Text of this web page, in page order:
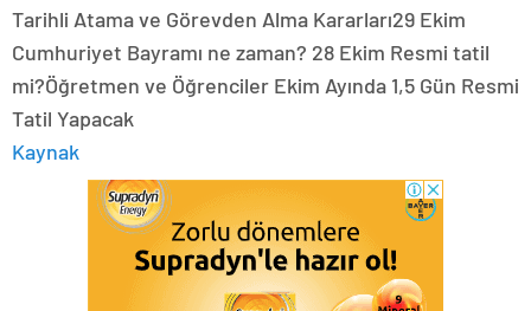
Tarihli Atama ve Görevden Alma Kararları29 Ekim
Cumhuriyet Bayramı ne zaman? 28 Ekim Resmi tatil
mi?Öğretmen ve Öğrenciler Ekim Ayında 1,5 Gün Resmi
Tatil Yapacak
Kaynak